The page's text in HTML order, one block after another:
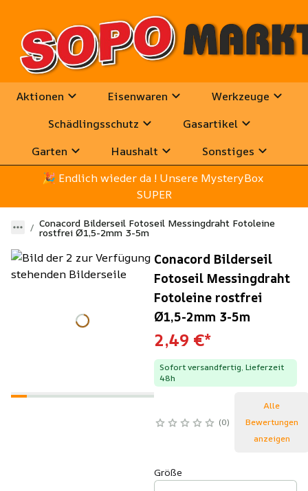
Aktionen Eisenwaren
Werkzeuge
Schädlingsschutz
Gasartikel
Garten
Haushalt
Sonstiges
🎉 Endlich wieder da ! Unsere MysteryBox
SUPER
Conacord Bilderseil Fotoseil Messingdraht Fotoleine
rostfrei Ø1,5-2mm 3-5m
Conacord Bilderseil
Fotoseil Messingdraht
Fotoleine rostfrei
Ø1,5-2mm 3-5m
2,49 €*
Sofort versandfertig, Lieferzeit
48h
0
Alle
Bewertungen
anzeigen
Größe